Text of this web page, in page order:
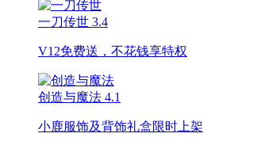
一刀传世 3.4
V12免费送，不花钱享特权
创造与魔法 4.1
小鹿服饰及背饰礼盒限时上架